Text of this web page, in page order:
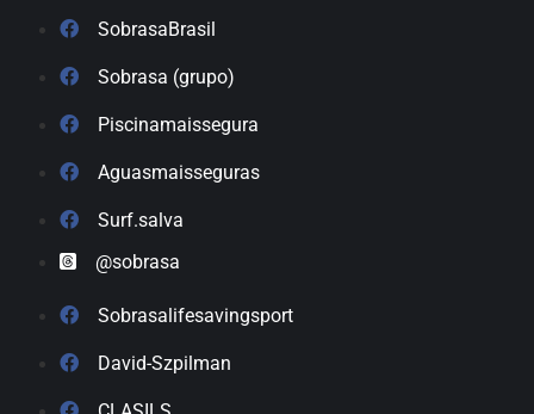
SobrasaBrasil
Sobrasa (grupo)
Piscinamaissegura
Aguasmaisseguras
Surf.salva
@sobrasa
Sobrasalifesavingsport
David-Szpilman